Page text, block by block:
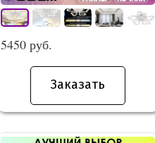
5450 руб.
Заказать